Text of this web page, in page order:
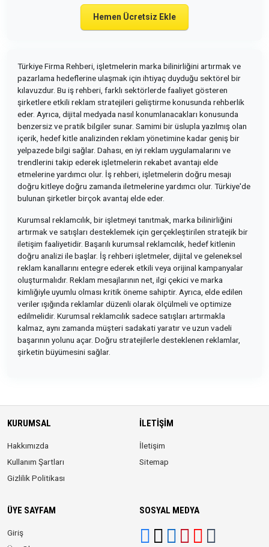
Hemen Ücretsiz Ekle
Türkiye Firma Rehberi, işletmelerin marka bilinirliğini artırmak ve
pazarlama hedeflerine ulaşmak için ihtiyaç duyduğu sektörel bir
kılavuzdur. Bu iş rehberi, farklı sektörlerde faaliyet gösteren
şirketlere etkili reklam stratejileri geliştirme konusunda rehberlik
eder. Ayrıca, dijital medyada nasıl konumlanacakları konusunda
benzersiz ve pratik bilgiler sunar. Samimi bir üslupla yazılmış olan
içerik, hedef kitle analizinden reklam yönetimine kadar geniş bir
yelpazede bilgi sağlar. Dahası, en iyi reklam uygulamalarını ve
trendlerini takip ederek işletmelerin rekabet avantajı elde
etmelerine yardımcı olur. İş rehberi, işletmelerin doğru mesajı
doğru kitleye doğru zamanda iletmelerine yardımcı olur. Türkiye'de
bulunan şirketler birçok avantaj elde eder.
Kurumsal reklamcılık, bir işletmeyi tanıtmak, marka bilinirliğini
artırmak ve satışları desteklemek için gerçekleştirilen stratejik bir
iletişim faaliyetidir. Başarılı kurumsal reklamcılık, hedef kitlenin
doğru analizi ile başlar. İş rehberi işletmeler, dijital ve geleneksel
reklam kanallarını entegre ederek etkili veya orijinal kampanyalar
oluşturmalıdır. Reklam mesajlarının net, ilgi çekici ve marka
kimliğiyle uyumlu olması kritik öneme sahiptir. Ayrıca, elde edilen
veriler ışığında reklamlar düzenli olarak ölçülmeli ve optimize
edilmelidir. Kurumsal reklamcılık sadece satışları artırmakla
kalmaz, aynı zamanda müşteri sadakati yaratır ve uzun vadeli
başarının yolunu açar. Doğru stratejilerle desteklenen reklamlar,
şirketin büyümesini sağlar.
KURUMSAL
Hakkımızda
Kullanım Şartları
Gizlilik Politikası
İLETIŞIM
İletişim
Sitemap
ÜYE SAYFAM
Giriş
SOSYAL MEDYA